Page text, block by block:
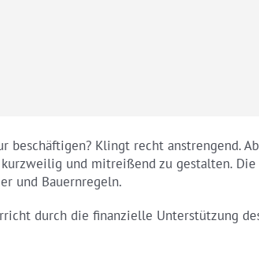
beschäftigen? Klingt recht anstrengend.
kurzweilig und mitreißend zu gestalten.
und Bauernregeln.
durch die finanzielle Unterstützung